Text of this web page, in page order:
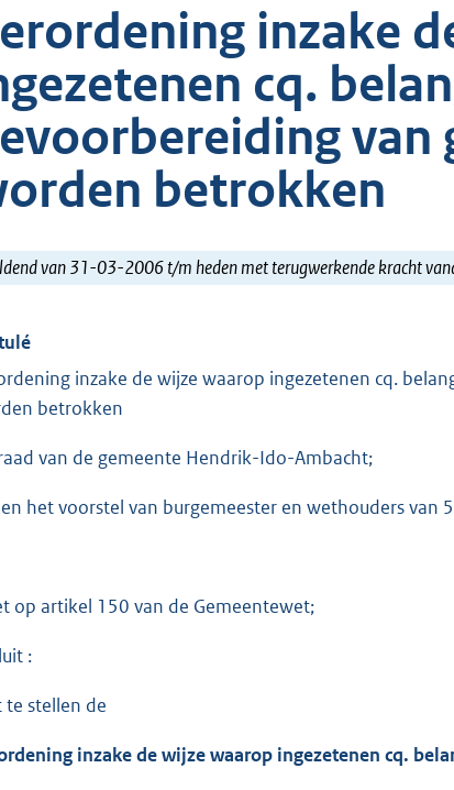
inzake
cq.
van
betrokken
van 31-03-2006 t/m heden met terugwerkende kracht
inzake de wijze waarop ingezetenen cq.
betrokken
van de gemeente Hendrik-Ido-Ambacht;
het voorstel van burgemeester en wethouders van
op artikel 150 van de Gemeentewet;
:
te stellen de
inzake de wijze waarop ingezetenen cq.